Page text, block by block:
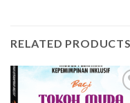
RELATED PRODUCTS